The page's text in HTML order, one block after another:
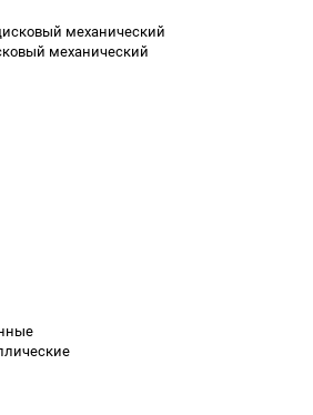
механический
механический